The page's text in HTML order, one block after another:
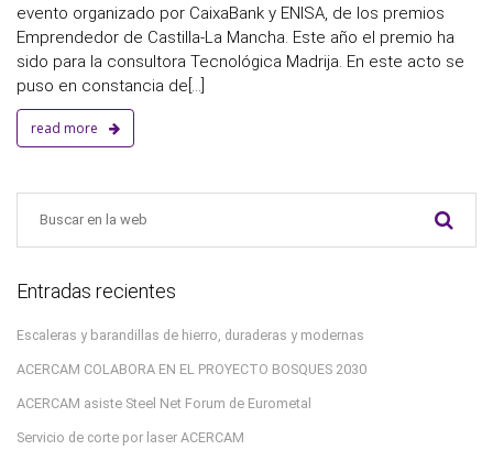
evento organizado por CaixaBank y ENISA, de los premios
Emprendedor de Castilla-La Mancha. Este año el premio ha
sido para la consultora Tecnológica Madrija. En este acto se
puso en constancia de[...]
read more
Entradas recientes
Escaleras y barandillas de hierro, duraderas y modernas
ACERCAM COLABORA EN EL PROYECTO BOSQUES 2030
ACERCAM asiste Steel Net Forum de Eurometal
Servicio de corte por laser ACERCAM